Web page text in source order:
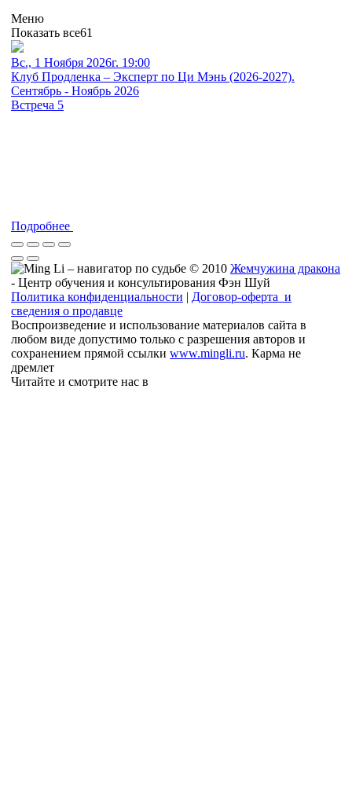
Меню
Показать все61
Вс., 1 Ноября 2026г. 19:00
Клуб Продленка – Эксперт по Ци Мэнь (2026-2027).
Сентябрь - Ноябрь 2026
Встреча 5
Подробнее
© 2010 Жемчужина дракона
- Центр обучения и консультирования Фэн Шуй
Политика конфиденциальности | Договор-оферта и
сведения о продавце
Воспроизведение и использование материалов сайта в
любом виде допустимо только с разрешения авторов и
сохранением прямой ссылки www.mingli.ru. Карма не
дремлет
Читайте и смотрите нас в